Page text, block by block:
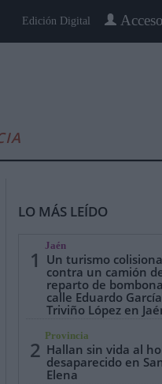
Acceso
Edición Digital
Jaén, Pueblo a Pueblo Gente
LO MÁS LEÍDO
1
Jaén
Un turismo colisiona
contra un camión
reparto de
calle Eduardo
Triviño López en
2
Provincia
Hallan sin vida al
desaparecido en
Elena